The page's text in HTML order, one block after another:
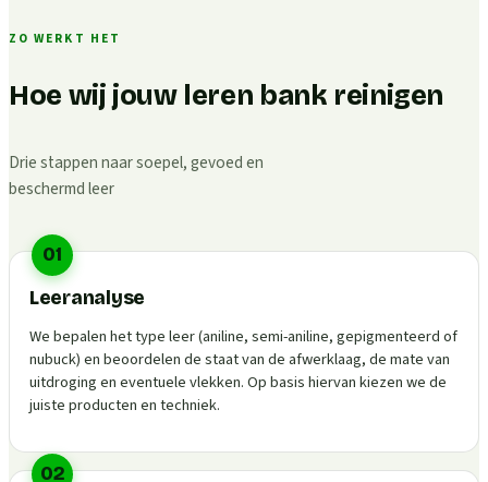
ZO WERKT HET
Hoe wij jouw leren bank reinigen
Drie stappen naar soepel, gevoed en
beschermd leer
01
Leeranalyse
We bepalen het type leer (aniline, semi-aniline, gepigmenteerd of
nubuck) en beoordelen de staat van de afwerklaag, de mate van
uitdroging en eventuele vlekken. Op basis hiervan kiezen we de
juiste producten en techniek.
02